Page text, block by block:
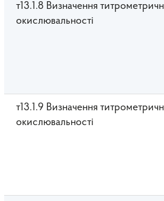
т13.1.8 Визначення
окислювальності
т13.1.9 Визначення
окислювальності